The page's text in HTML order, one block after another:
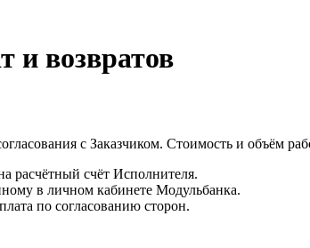
и возвратов
с Заказчиком. Стоимость и объём
расчётный счёт Исполнителя.
в личном кабинете Модульбанка.
по согласованию сторон.